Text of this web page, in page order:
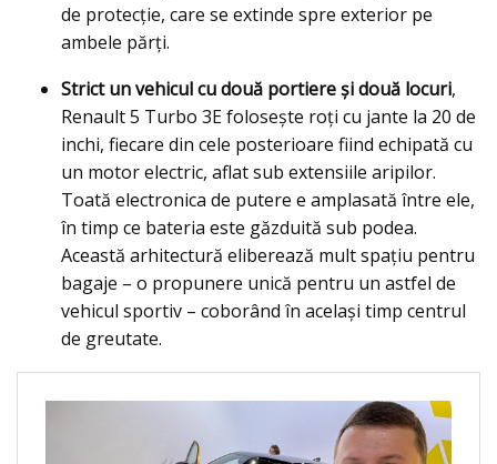
de protecție, care se extinde spre exterior pe
ambele părți.
Strict un vehicul cu două portiere și două locuri,
Renault 5 Turbo 3E folosește roți cu jante la 20 de
inchi, fiecare din cele posterioare fiind echipată cu
un motor electric, aflat sub extensiile aripilor.
Toată electronica de putere e amplasată între ele,
în timp ce bateria este găzduită sub podea.
Această arhitectură eliberează mult spațiu pentru
bagaje – o propunere unică pentru un astfel de
vehicul sportiv – coborând în același timp centrul
de greutate.